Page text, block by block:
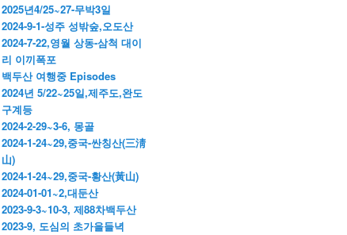
2025년4/25~27-무박3일
2024-9-1-성주 성밖숲,오도산
2024-7-22,영월 상동-삼척 대이
리 이끼폭포
백두산 여행중 Episodes
2024년 5/22~25일,제주도,완도
구계등
2024-2-29~3-6, 몽골
2024-1-24~29,중국-싼칭산(三淸
山)
2024-1-24~29,중국-황산(黃山)
2024-01-01~2,대둔산
2023-9-3~10-3, 제88차백두산
2023-9, 도심의 초가을들녁